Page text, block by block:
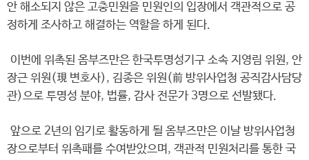
안 해소되지 않은 고충민원을 민원인의 입장에서 객관적으로 공
정하게 조사하고 해결하는 역할을 하게 된다.
이번에 위촉된 옴부즈만은 한국투명성기구 소속 지영림 위원, 안
장근 위원(現 변호사), 김종은 위원(前 방위사업청 공직감사담당
관)으로 투명성 분야, 법률, 감사 전문가 3명으로 선발됐다.
앞으로 2년의 임기로 활동하게 될 옴부즈만은 이날 방위사업청
장으로부터 위촉패를 수여받았으며, 객관적 민원처리를 통한 국